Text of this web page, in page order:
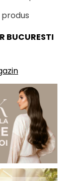
BUCURESTI